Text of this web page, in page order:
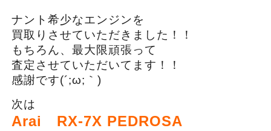
ナント希少なエンジンを
買取りさせていただきました！！
もちろん、最大限頑張って
査定させていただいてます！！
感謝です(´;ω;｀)
次は
Arai RX-7X PEDROSA